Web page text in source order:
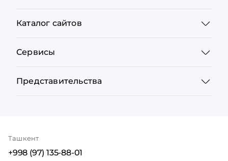
Каталог сайтов
Сервисы
Представительства
Ташкент
+998 (97) 135-88-01